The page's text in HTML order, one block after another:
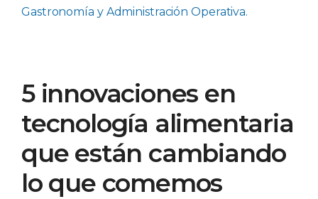
Gastronomía y Administración Operativa.
5 innovaciones en
tecnología alimentaria
que están cambiando
lo que comemos